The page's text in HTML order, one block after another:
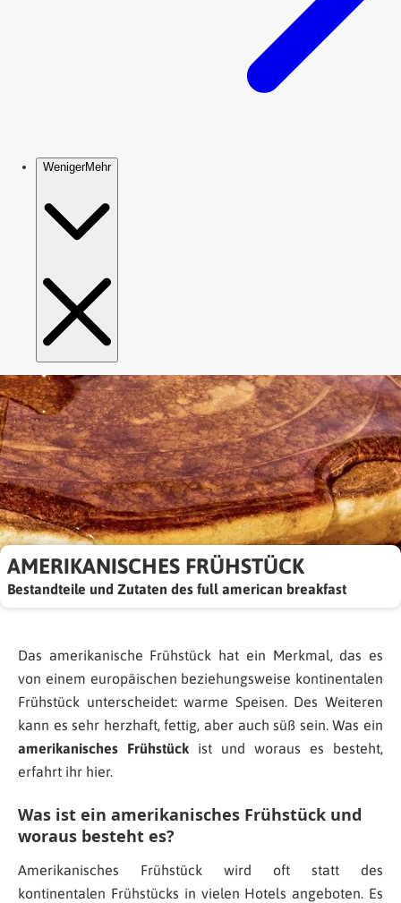
AMERIKANISCHES FRÜHSTÜCK
Bestandteile und Zutaten des full american breakfast
Das amerikanische Frühstück hat ein Merkmal, das es
von einem europäischen beziehungsweise kontinentalen
Frühstück unterscheidet: warme Speisen. Des Weiteren
kann es sehr herzhaft, fettig, aber auch süß sein. Was ein
amerikanisches Frühstück ist und woraus es besteht,
erfahrt ihr hier.
Was ist ein amerikanisches Frühstück und
woraus besteht es?
Amerikanisches Frühstück wird oft statt des
kontinentalen Frühstücks in vielen Hotels angeboten. Es